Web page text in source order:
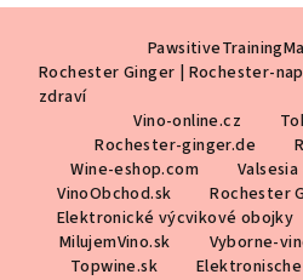
Rochester Ginger | Rochester-
zdraví
Vino-online.cz
Rochester-ginger.de
Wine-eshop.com
VinoObchod.sk
Rochester
Elektronické výcvikové obojky
MilujemVino.sk
Vyborne-
Topwine.sk